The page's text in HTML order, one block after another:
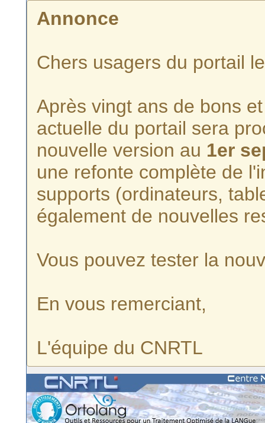
Annonce
Chers usagers du portail
Après vingt ans de bons
actuelle du portail sera
nouvelle version au 1er
une refonte complète de
supports (ordinateurs,
également de nouvelles
Vous pouvez tester la
En vous remerciant,
L'équipe du CNRTL